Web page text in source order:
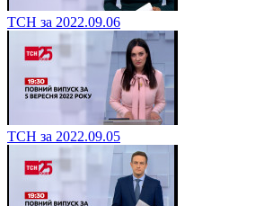
ТСН за 2022.09.06
ТСН за 2022.09.05